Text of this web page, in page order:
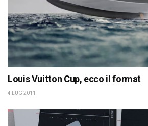
Louis Vuitton Cup, ecco il format
4 LUG 2011